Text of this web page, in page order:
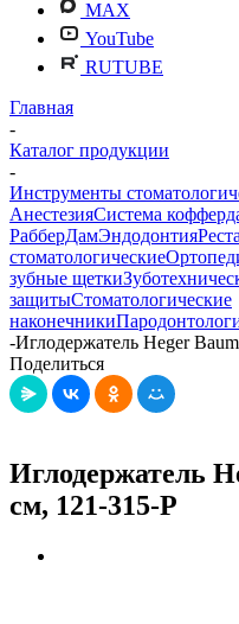
MAX
YouTube
RUTUBE
Главная
-
Каталог продукции
-
Инструменты
АнестезияСистема
РабберДамЭндодонтия
стоматологические
зубные щетки
защитыСтоматологические
наконечники
-Иглодержатель Heger
Поделиться
Иглодержатель
см, 121-315-P